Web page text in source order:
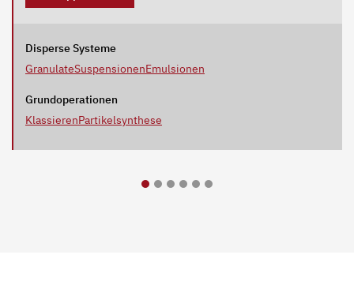
Disperse Systeme
GranulateSuspensionenEmulsionen
Grundoperationen
KlassierenPartikelsynthese